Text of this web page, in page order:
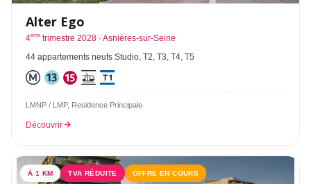
Alter Ego
4ème trimestre 2028 · Asnières-sur-Seine
44 appartements neufs Studio, T2, T3, T4, T5
LMNP / LMP, Residence Principale
Découvrir
À 1 KM TVA RÉDUITE OFFRE EN COURS